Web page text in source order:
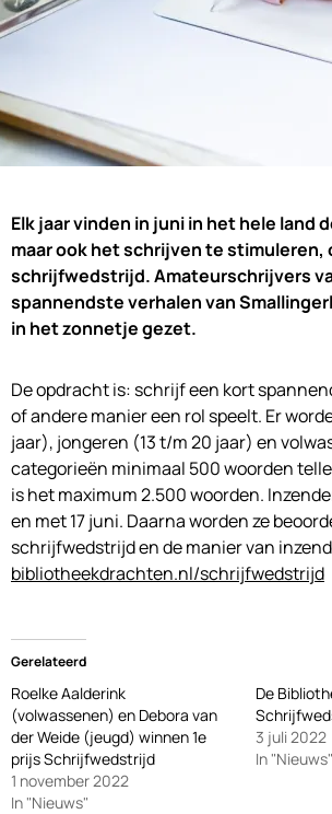
Elk jaar vinden in juni in het hele land
maar ook het schrijven te
schrijfwedstrijd. Amateurschrijvers
spannendste verhalen van
in het zonnetje gezet.
De opdracht is: schrijf een kort
of andere manier een rol speelt. Er
jaar), jongeren (13 t/m 20 jaar) en
categorieën minimaal 500 woorden
is het maximum 2.500 woorden.
en met 17 juni. Daarna worden ze
schrijfwedstrijd en de manier van
bibliotheekdrachten.nl/schrijfwedstrijd
Gerelateerd
Roelke Aalderink
(volwassenen) en Debora van
der Weide (jeugd) winnen 1e
prijs Schrijfwedstrijd
1 november 2022
In "Nieuws"
De
3 juli 2022
In "Nieuws"